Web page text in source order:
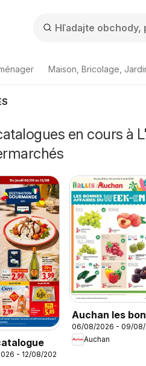
Maison, Bricolage,
en cours à
- 12/08/2026
Auchan les
plans du week-
end dans votre
06/08/2026 - 09/08/
Auchan